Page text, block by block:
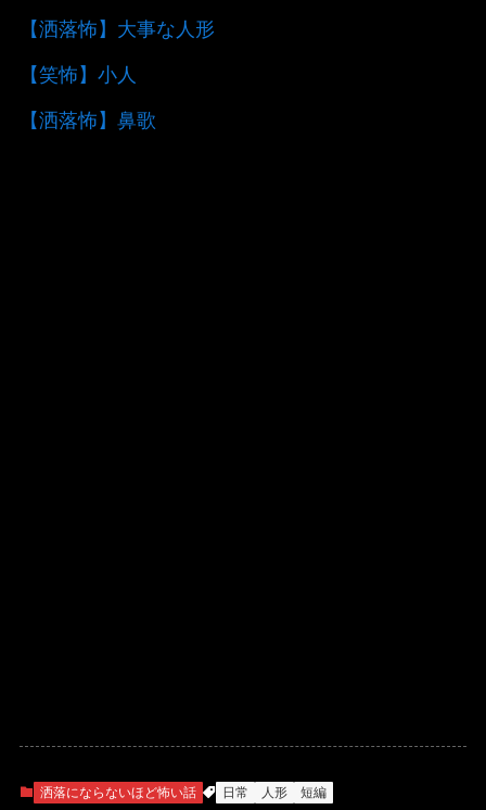
【洒落怖】大事な人形
【笑怖】小人
【洒落怖】鼻歌
洒落にならないほど怖い話 日常 人形 短編